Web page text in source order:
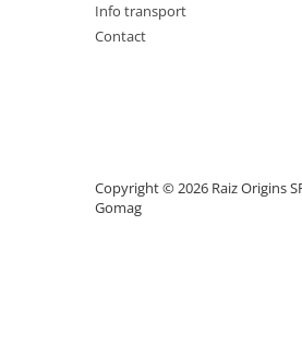
Oale sub presiune
Suporturi si accesorii de bucatarie
Info transport
Contact
Copyright © 2026 Raiz Origins
Gomag